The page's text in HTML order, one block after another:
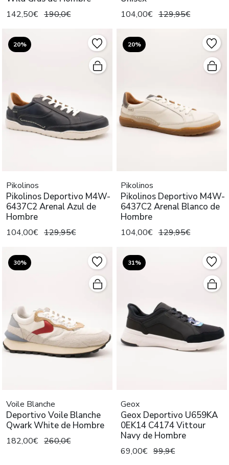
142,50€ 190,0€ 104,00€ 129,95€
20%
Pikolinos
Pikolinos Deportivo M4W-
6437C2 Arenal Azul de
Hombre
104,00€ 129,95€
20%
Pikolinos
Pikolinos Deportivo M4W-
6437C2 Arenal Blanco de
Hombre
104,00€ 129,95€
30%
Voile Blanche
Deportivo Voile Blanche
Qwark White de Hombre
182,00€ 260,0€
31%
Geox
Geox Deportivo U659KA
0EK14 C4174 Vittour
Navy de Hombre
69,00€ 99,9€